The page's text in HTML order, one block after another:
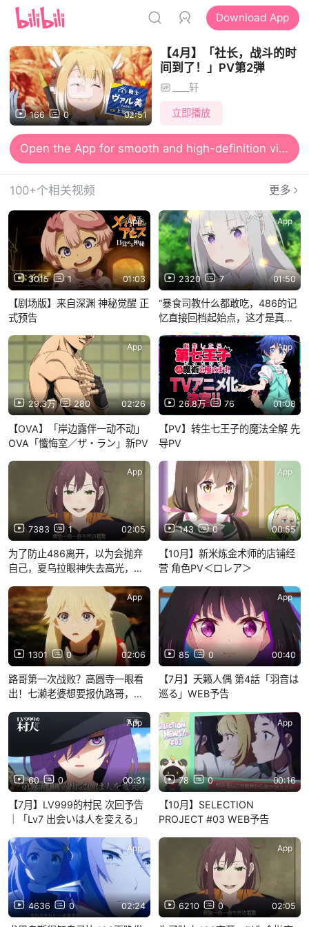
Download App
166 0 02:51
【4月】「社长，战斗的时
间到了！」PV第2弾
____轩
立即播放
Open the App for smooth and high-definition viewing
100+个相关视频 更多
3015 1 01:03
App
【剧场版】来自深渊 神秘觉醒 正
式预告
2320 7 01:50
App
“暴食司教什么都敢吃，486的记
忆直接回档起始点，这才是真正
29.3万 280 02:26
App
【OVA】「岸边露伴一动不动」
OVA「懺悔室／ザ・ラン」新PV
26.8万 76 01:08
App
【PV】转生七王子的魔法全解 先
导PV
7383 1 02:05
App
为了防止486离开，以为会抛弃
自己，夏乌拉眼神失去高光，差
143 0 00:55
App
【10月】新米炼金术师的店铺经
营 角色PV＜ロレア＞
1301 0 02:06
App
路哥第一次战败？高圆寺一眼看
出！七濑老婆想要报仇路哥，眼
85 0 00:40
App
【7月】天籁人偶 第4話「羽音は
巡る」WEB予告
60 0 00:31
App
【7月】LV999的村民 次回予告
｜「Lv7 出会いは人を変える」
78 0 00:16
App
【10月】SELECTION
PROJECT #03 WEB予告
4636 0 02:24
App
6210 0 02:05
App